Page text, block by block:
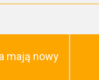
mają nowy